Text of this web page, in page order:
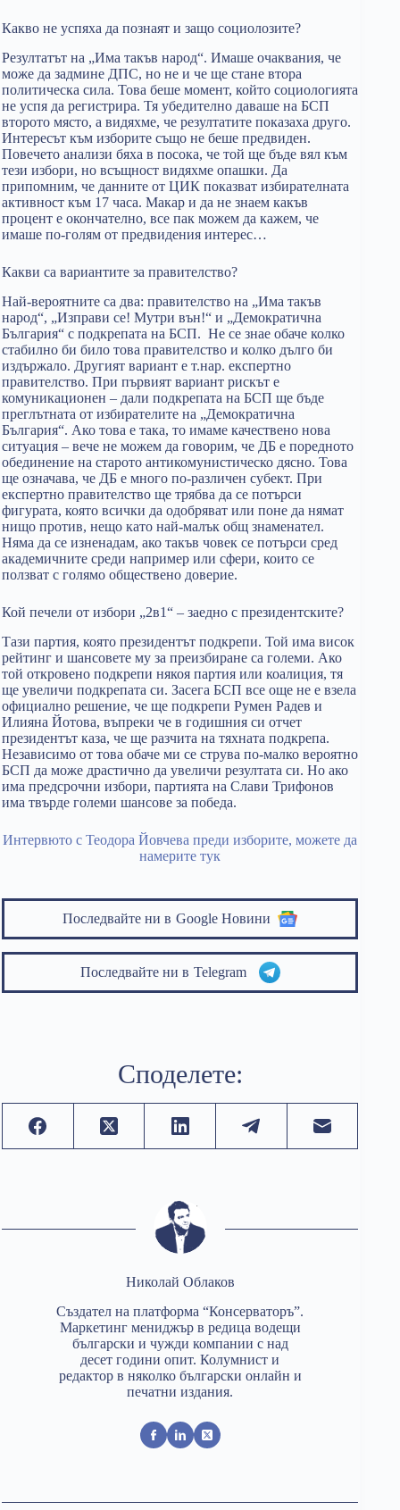
Какво не успяха да познаят и защо социолозите?
Резултатът на „Има такъв народ“. Имаше очаквания, че
може да задмине ДПС, но не и че ще стане втора
политическа сила. Това беше момент, който социологията
не успя да регистрира. Тя убедително даваше на БСП
второто място, а видяхме, че резултатите показаха друго.
Интересът към изборите също не беше предвиден.
Повечето анализи бяха в посока, че той ще бъде вял към
тези избори, но всъщност видяхме опашки. Да
припомним, че данните от ЦИК показват избирателната
активност към 17 часа. Макар и да не знаем какъв
процент е окончателно, все пак можем да кажем, че
имаше по-голям от предвидения интерес…
Какви са вариантите за правителство?
Най-вероятните са два: правителство на „Има такъв
народ“, „Изправи се! Мутри вън!“ и „Демократична
България“ с подкрепата на БСП. Не се знае обаче колко
стабилно би било това правителство и колко дълго би
издържало. Другият вариант е т.нар. експертно
правителство. При първият вариант рискът е
комуникационен – дали подкрепата на БСП ще бъде
преглътната от избирателите на „Демократична
България“. Ако това е така, то имаме качествено нова
ситуация – вече не можем да говорим, че ДБ е поредното
обединение на старото антикомунистическо дясно. Това
ще означава, че ДБ е много по-различен субект. При
експертно правителство ще трябва да се потърси
фигурата, която всички да одобряват или поне да нямат
нищо против, нещо като най-малък общ знаменател.
Няма да се изненадам, ако такъв човек се потърси сред
академичните среди например или сфери, които се
ползват с голямо обществено доверие.
Кой печели от избори „2в1“ – заедно с президентските?
Тази партия, която президентът подкрепи. Той има висок
рейтинг и шансовете му за преизбиране са големи. Ако
той откровено подкрепи някоя партия или коалиция, тя
ще увеличи подкрепата си. Засега БСП все още не е взела
официално решение, че ще подкрепи Румен Радев и
Илияна Йотова, въпреки че в годишния си отчет
президентът каза, че ще разчита на тяхната подкрепа.
Независимо от това обаче ми се струва по-малко вероятно
БСП да може драстично да увеличи резултата си. Но ако
има предсрочни избори, партията на Слави Трифонов
има твърде големи шансове за победа.
Интервюто с Теодора Йовчева преди изборите, можете да
намерите тук
Последвайте ни в Google Новини
Последвайте ни в Telegram
Споделете:
Николай Облаков
Създател на платформа “Консерваторъ”.
Маркетинг мениджър в редица водещи
български и чужди компании с над
десет години опит. Колумнист и
редактор в няколко български онлайн и
печатни издания.